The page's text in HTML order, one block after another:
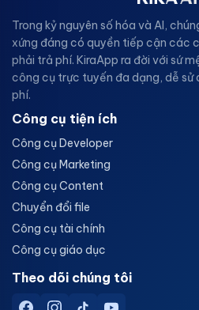
Trong kỷ nguyên số hóa và AI,
xứng đáng có quyền tiếp cận các
phải trả phí. KiraApp ra đời với sứ
công cụ trực tuyến đa dạng, dễ sử
phí.
Công cụ tiện ích
Công cụ Developer
Công cụ Marketing
Công cụ Content
Chuyển đổi file
Công cụ tài chính
Công cụ giáo dục
Theo dõi chúng tôi